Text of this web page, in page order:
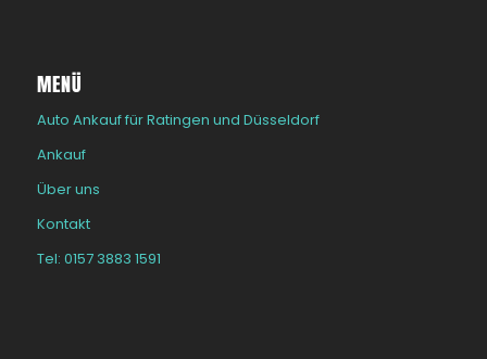
MENÜ
Auto Ankauf für Ratingen und Düsseldorf
Ankauf
Über uns
Kontakt
Tel: 0157 3883 1591